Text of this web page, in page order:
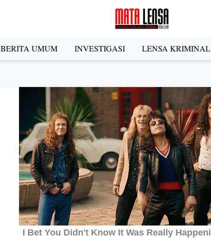
BERITA UMUM INVESTIGASI LENSA KRIMINAL